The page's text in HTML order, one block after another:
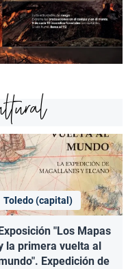
Toledo (capital)
"Los Mapas
la primera vuelta al
Expedición de